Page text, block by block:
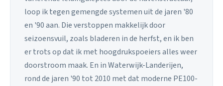
loop ik tegen gemengde systemen uit de jaren '80
en '90 aan. Die verstoppen makkelijk door
seizoensvuil, zoals bladeren in de herfst, en ik ben
er trots op dat ik met hoogdrukspoeiers alles weer
doorstroom maak. En in Waterwijk-Landerijen,
rond de jaren '90 tot 2010 met dat moderne PE100-